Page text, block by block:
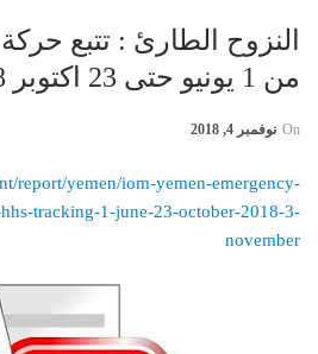
النزوح الطارئ : تتبع
من 1 يونيو حتى 23 اكتوبر 2018
On نوفمبر 4, 2018
report/yemen/iom-yemen-emergency-
tracking-1-june-23-october-2018-3-
november